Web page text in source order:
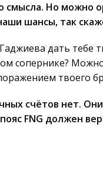
смысла. Но можно
шансы, так
дать тебе
сопернике?
твоего
счётов нет.
FNG должен